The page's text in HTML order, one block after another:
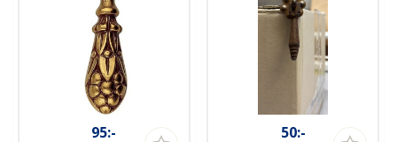
95:- 50:-